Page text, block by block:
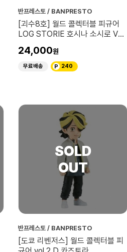
반프레스토 / BANPRESTO
[괴수8호] 월드 콜렉터블 피규어
LOG STORIE 호시나 소시로 VS
24,000
무료배송 240
반프레스토 / BANPRESTO
[도쿄 리벤저스] 월드 콜렉터블 피